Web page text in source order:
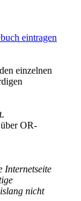
eintragen
einzelnen
OR-
Internetseite
nicht